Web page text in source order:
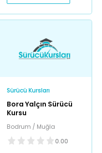
Sürücü Kursları
Bora Yalçın Sürücü
Kursu
Bodrum / Muğla
0.00